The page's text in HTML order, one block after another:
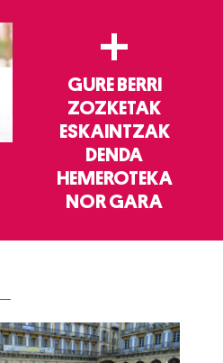
+
GURE BERRI
ZOZKETAK
ESKAINTZAK
DENDA
HEMEROTEKA
NOR GARA